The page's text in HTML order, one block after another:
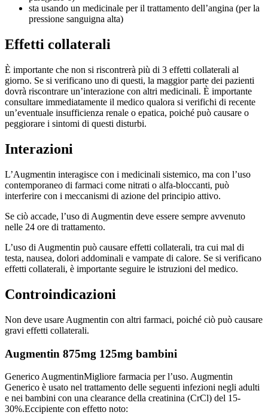
sta usando un medicinale per il trattamento dell’angina (per la
pressione sanguigna alta)
Effetti collaterali
È importante che non si riscontrerà più di 3 effetti collaterali al
giorno. Se si verificano uno di questi, la maggior parte dei pazienti
dovrà riscontrare un’interazione con altri medicinali. È importante
consultare immediatamente il medico qualora si verifichi di recente
un’eventuale insufficienza renale o epatica, poiché può causare o
peggiorare i sintomi di questi disturbi.
Interazioni
L’Augmentin interagisce con i medicinali sistemico, ma con l’uso
contemporaneo di farmaci come nitrati o alfa-bloccanti, può
interferire con i meccanismi di azione del principio attivo.
Se ciò accade, l’uso di Augmentin deve essere sempre avvenuto
nelle 24 ore di trattamento.
L’uso di Augmentin può causare effetti collaterali, tra cui mal di
testa, nausea, dolori addominali e vampate di calore. Se si verificano
effetti collaterali, è importante seguire le istruzioni del medico.
Controindicazioni
Non deve usare Augmentin con altri farmaci, poiché ciò può causare
gravi effetti collaterali.
Augmentin 875mg 125mg bambini
Generico AugmentinMigliore farmacia per l’uso. Augmentin
Generico è usato nel trattamento delle seguenti infezioni negli adulti
e nei bambini con una clearance della creatinina (CrCl) del 15-
30%.Eccipiente con effetto noto: